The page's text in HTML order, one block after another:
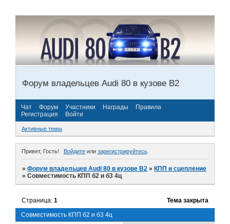
Форум владельцев Audi 80 в кузове В2
Чат Форум Участники Награды
Правила
Регистрация
Войти
Активные темы
Привет, Гость! Войдитеили зарегистрируйтесь.
»Форум владельцев Audi 80 в кузове В2 »КПП и сцепление
»Совместимость КПП б2 и б3 4ц
Совместимость КПП б2 и б3 4ц
Страница:1 Тема закрыта